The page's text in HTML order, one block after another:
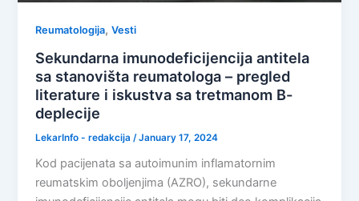
Reumatologija,Vesti
Sekundarna imunodeficijencija antitela
sa stanovišta reumatologa – pregled
literature i iskustva sa tretmanom B-
deplecije
LekarInfo - redakcija /January 17, 2024
Kod pacijenata sa autoimunim inflamatornim
reumatskim oboljenjima (AZRO), sekundarne